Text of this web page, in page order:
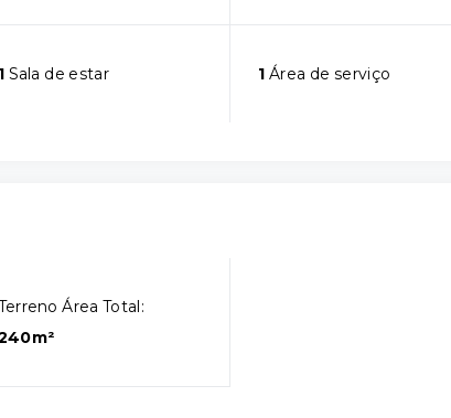
1Sala de estar 1 Área de serviço
Área Total: